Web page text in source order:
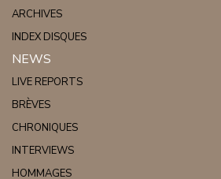
ARCHIVES
INDEX DISQUES
NEWS
LIVE REPORTS
BRÈVES
CHRONIQUES
INTERVIEWS
HOMMAGES